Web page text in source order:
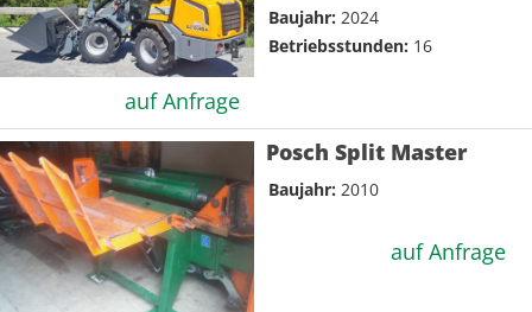
Baujahr: 2024
Betriebsstunden: 16
auf Anfrage
Posch Split Master
Baujahr: 2010
auf Anfrage